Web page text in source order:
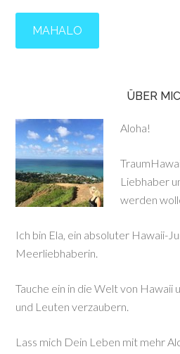
ÜBER
Aloha!
Liebhaber
werden
Ich bin Ela, ein absoluter Hawaii-
Meerliebhaberin.
Tauche ein in die Welt von Hawaii
und Leuten verzaubern.
Lass mich Dein Leben mit mehr